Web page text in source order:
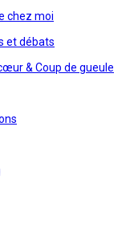
chez moi
et débats
& Coup de gueule